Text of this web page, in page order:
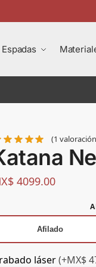
(1
4099.00
Afilado
láser(+MX$